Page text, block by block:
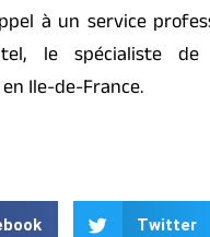
à un service
le spécialiste de
Ile-de-France.
Twitter